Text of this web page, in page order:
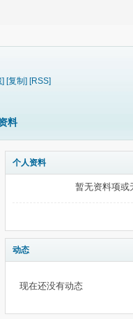
] [复制] [RSS]
料
个人资料
暂无资料项或
动态
现在还没有动态